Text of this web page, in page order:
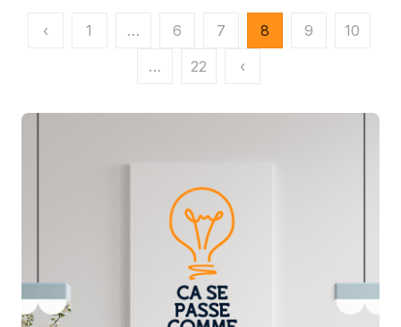
Pagination
‹ 1 … 6 7 8 9
10
…
22 ‹